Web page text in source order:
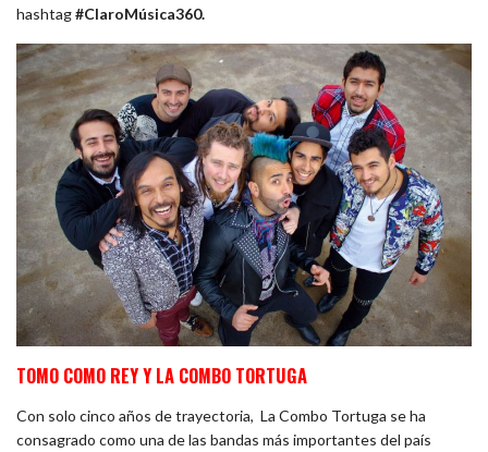
hashtag#ClaroMúsica360.
TOMO COMO REY Y LA COMBO TORTUGA
Con solo cinco años de trayectoria, La Combo Tortuga se ha
consagrado como una de las bandas más importantes del país